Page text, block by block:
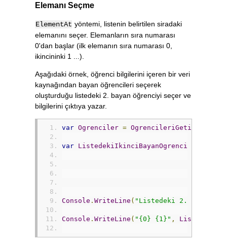
Elemanı Seçme
ElementAt yöntemi, listenin belirtilen siradaki
elemanını seçer. Elemanların sıra numarası
0'dan başlar (ilk elemanın sıra numarası 0,
ikincininki 1 ...).
Aşağıdaki örnek, öğrenci bilgilerini içeren bir veri
kaynağından bayan öğrencileri seçerek
oluşturduğu listedeki 2. bayan öğrenciyi seçer ve
bilgilerini çıktıya yazar.
var Ogrenciler = OgrencileriGetir
var ListedekiIkinciBayanOgrenci
Console . WriteLine ( "Listedeki 2. bayan
Console . WriteLine ( "{0} {1}" ,